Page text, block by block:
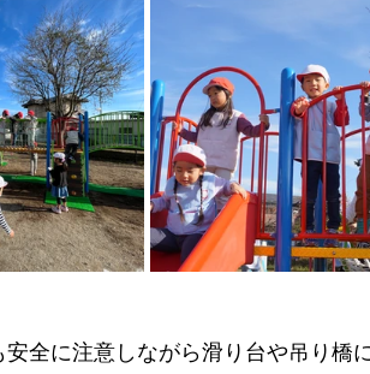
全に注意しながら滑り台や吊り橋